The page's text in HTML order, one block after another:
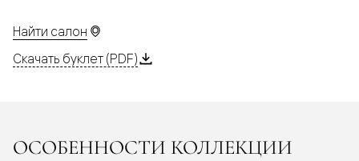
Найти салон
Скачать буклет (PDF)
ОСОБЕННОСТИ КОЛЛЕКЦИИ